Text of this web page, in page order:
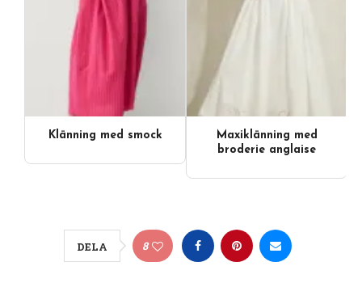
Klänning med smock
Maxiklänning med
broderie anglaise
DELA 8